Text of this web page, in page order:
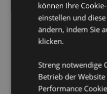
Adoramals Wild Wildtiere
Material: Polyester,
Buch Typ:
Produktattribute
Höhe 8.5cm
können Ihre
einstellen und
ändern, indem Sie
klicken.
Streng notwendige
Betrieb der
Performance